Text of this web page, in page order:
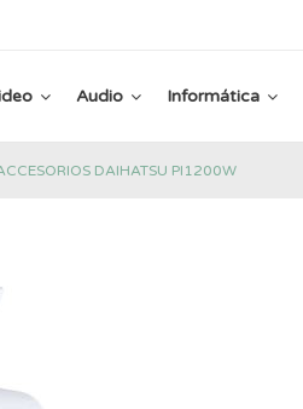
Audio Informática
DAIHATSU PI1200W